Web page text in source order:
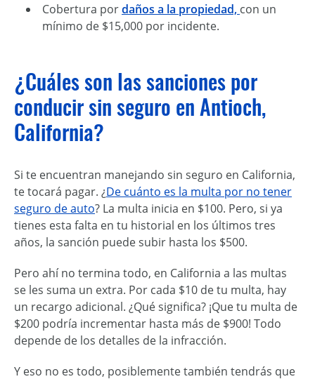
Cobertura pordaños a la propiedad, con un
mínimo de $15,000 por incidente.
¿Cuáles son las sanciones por
conducir sin seguro en Antioch,
California?
Si te encuentran manejando sin seguro en California,
te tocará pagar. ¿De cuánto es la multa por no tener
seguro de auto? La multa inicia en $100. Pero, si ya
tienes esta falta en tu historial en los últimos tres
años, la sanción puede subir hasta los $500.
Pero ahí no termina todo, en California a las multas
se les suma un extra. Por cada $10 de tu multa, hay
un recargo adicional. ¿Qué significa? ¡Que tu multa de
$200 podría incrementar hasta más de $900! Todo
depende de los detalles de la infracción.
Y eso no es todo, posiblemente también tendrás que